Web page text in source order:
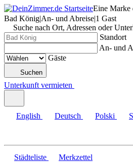
Eine Marke
Bad König|An- und Abreise|1 Gast
Suche nach Ort, Adressen oder
Standort
An- und
Gäste
Suchen
Unterkunft vermieten
English Deutsch Polski
Städteliste Merkzettel